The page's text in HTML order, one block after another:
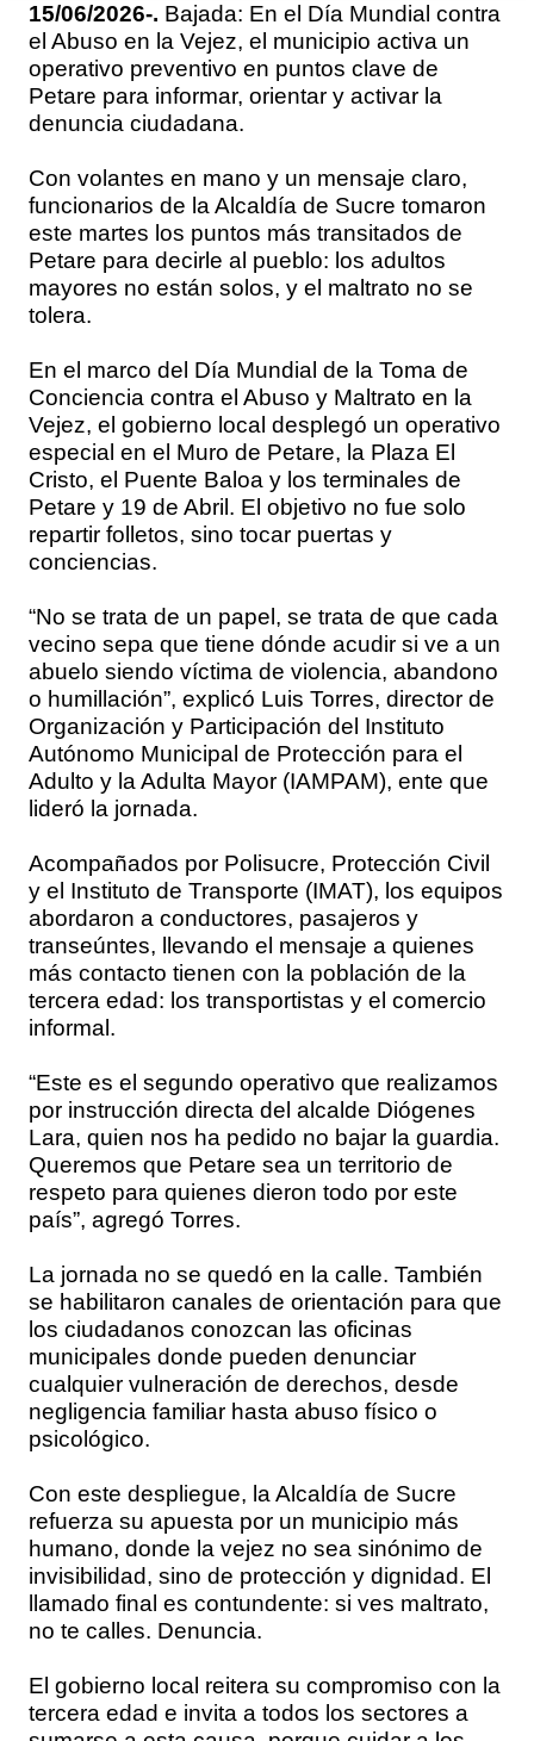
15/06/2026-. Bajada: En el Día Mundial contra
el Abuso en la Vejez, el municipio activa un
operativo preventivo en puntos clave de
Petare para informar, orientar y activar la
denuncia ciudadana.
Con volantes en mano y un mensaje claro,
funcionarios de la Alcaldía de Sucre tomaron
este martes los puntos más transitados de
Petare para decirle al pueblo: los adultos
mayores no están solos, y el maltrato no se
tolera.
En el marco del Día Mundial de la Toma de
Conciencia contra el Abuso y Maltrato en la
Vejez, el gobierno local desplegó un operativo
especial en el Muro de Petare, la Plaza El
Cristo, el Puente Baloa y los terminales de
Petare y 19 de Abril. El objetivo no fue solo
repartir folletos, sino tocar puertas y
conciencias.
“No se trata de un papel, se trata de que cada
vecino sepa que tiene dónde acudir si ve a un
abuelo siendo víctima de violencia, abandono
o humillación”, explicó Luis Torres, director de
Organización y Participación del Instituto
Autónomo Municipal de Protección para el
Adulto y la Adulta Mayor (IAMPAM), ente que
lideró la jornada.
Acompañados por Polisucre, Protección Civil
y el Instituto de Transporte (IMAT), los equipos
abordaron a conductores, pasajeros y
transeúntes, llevando el mensaje a quienes
más contacto tienen con la población de la
tercera edad: los transportistas y el comercio
informal.
“Este es el segundo operativo que realizamos
por instrucción directa del alcalde Diógenes
Lara, quien nos ha pedido no bajar la guardia.
Queremos que Petare sea un territorio de
respeto para quienes dieron todo por este
país”, agregó Torres.
La jornada no se quedó en la calle. También
se habilitaron canales de orientación para que
los ciudadanos conozcan las oficinas
municipales donde pueden denunciar
cualquier vulneración de derechos, desde
negligencia familiar hasta abuso físico o
psicológico.
Con este despliegue, la Alcaldía de Sucre
refuerza su apuesta por un municipio más
humano, donde la vejez no sea sinónimo de
invisibilidad, sino de protección y dignidad. El
llamado final es contundente: si ves maltrato,
no te calles. Denuncia.
El gobierno local reitera su compromiso con la
tercera edad e invita a todos los sectores a